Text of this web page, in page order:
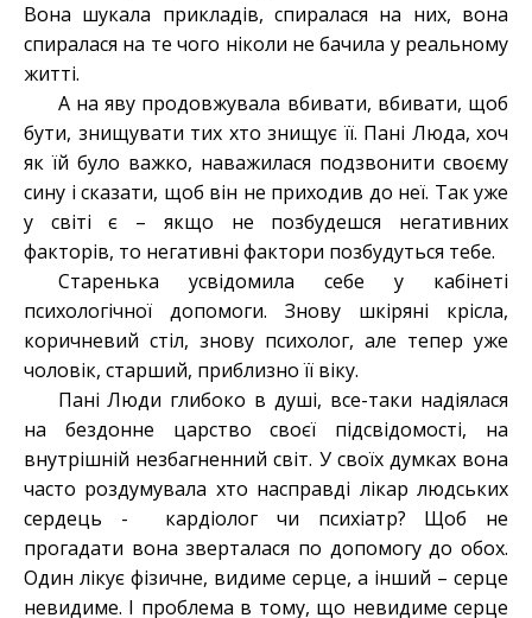
Вона шукала прикладів, спиралася на них, вона
спиралася на те чого ніколи не бачила у реальному
житті.
А на яву продовжувала вбивати, вбивати, щоб
бути, знищувати тих хто знищує її. Пані Люда, хоч
як їй було важко, наважилася подзвонити своєму
сину і сказати, щоб він не приходив до неї. Так уже
у світі є – якщо не позбудешся негативних
факторів, то негативні фактори позбудуться тебе.
Старенька усвідомила себе у кабінеті
психологічної допомоги. Знову шкіряні крісла,
коричневий стіл, знову психолог, але тепер уже
чоловік, старший, приблизно її віку.
Пані Люди глибоко в душі, все-таки надіялася
на бездонне царство своєї підсвідомості, на
внутрішній незбагненний світ. У своїх думках вона
часто роздумувала хто насправді лікар людських
сердець - кардіолог чи психіатр? Щоб не
прогадати вона зверталася по допомогу до обох.
Один лікує фізичне, видиме серце, а інший – серце
невидиме. І проблема в тому, що невидиме серце